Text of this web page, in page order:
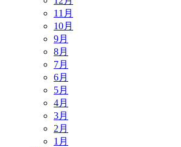
11月
10月
9月
8月
7月
6月
5月
4月
3月
2月
1月